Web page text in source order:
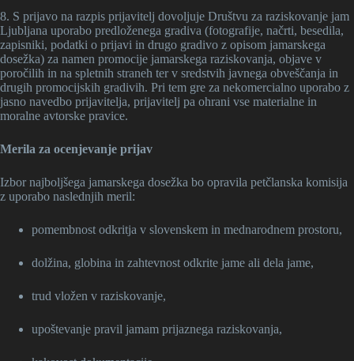
8. S prijavo na razpis prijavitelj dovoljuje Društvu za raziskovanje jam
Ljubljana uporabo predloženega gradiva (fotografije, načrti, besedila,
zapisniki, podatki o prijavi in drugo gradivo z opisom jamarskega
dosežka) za namen promocije jamarskega raziskovanja, objave v
poročilih in na spletnih straneh ter v sredstvih javnega obveščanja in
drugih promocijskih gradivih. Pri tem gre za nekomercialno uporabo z
jasno navedbo prijavitelja, prijavitelj pa ohrani vse materialne in
moralne avtorske pravice.
Merila za ocenjevanje prijav
Izbor najboljšega jamarskega dosežka bo opravila petčlanska komisija
z uporabo naslednjih meril:
pomembnost odkritja v slovenskem in mednarodnem prostoru,
dolžina, globina in zahtevnost odkrite jame ali dela jame,
trud vložen v raziskovanje,
upoštevanje pravil jamam prijaznega raziskovanja,